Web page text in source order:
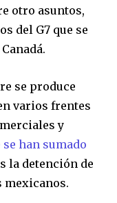
otro asuntos,
del G7 que se
se produce
varios frentes
y
se han sumado
la detención de
mexicanos.